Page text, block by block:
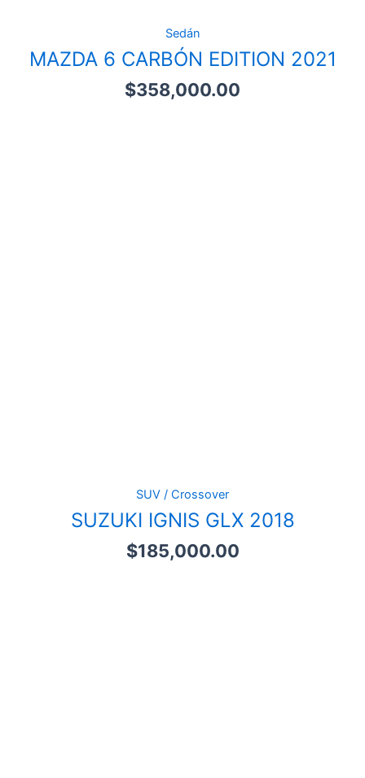
Sedán
MAZDA 6 CARBÓN EDITION 2021
$358,000.00
SUV / Crossover
SUZUKI IGNIS GLX 2018
$185,000.00